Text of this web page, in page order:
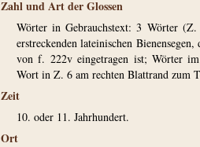
Zahl und Art der Glossen
Wörter in Gebrauchstext: 3 Wörter
erstreckenden lateinischen
von f. 222v eingetragen ist; Wörter
Wort in Z. 6 am rechten Blattrand zum
Zeit
10. oder 11. Jahrhundert.
Ort